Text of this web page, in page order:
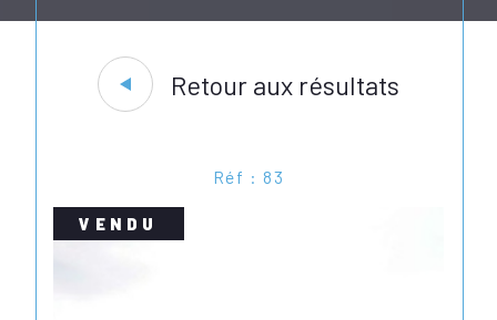
Retour aux résultats
Réf : 83
VENDU